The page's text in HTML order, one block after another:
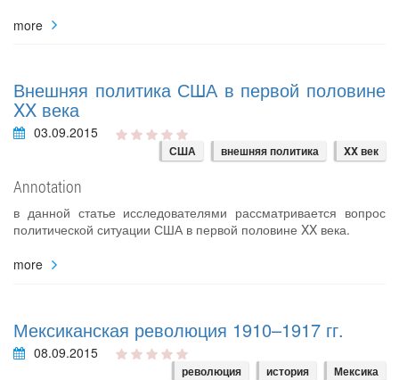
more
Внешняя политика США в первой половине
XX века
03.09.2015
США внешняя политика XX век
Annotation
в данной статье исследователями рассматривается вопрос
политической ситуации США в первой половине XX века.
more
Мексиканская революция 1910–1917 гг.
08.09.2015
революция история Мексика